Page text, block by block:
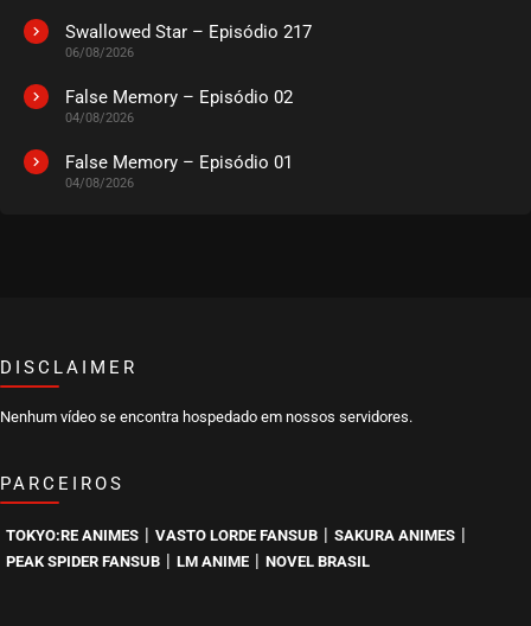
Swallowed Star – Episódio 217
06/08/2026
False Memory – Episódio 02
04/08/2026
False Memory – Episódio 01
04/08/2026
DISCLAIMER
Nenhum vídeo se encontra hospedado em nossos servidores.
PARCEIROS
TOKYO:RE ANIMES VASTO LORDE FANSUB SAKURA ANIMES
PEAK SPIDER FANSUB LM ANIME NOVEL BRASIL